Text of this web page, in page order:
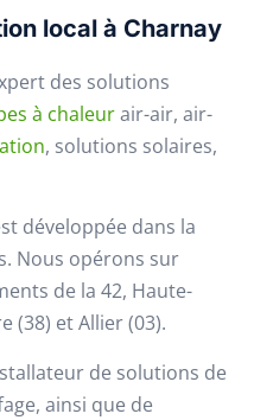
local à Charnay
des solutions
à chaleurair-air, air-
, solutions solaires,
développée dans la
Nous opérons sur
de la 42, Haute-
(38) et Allier (03).
de solutions de
ainsi que de